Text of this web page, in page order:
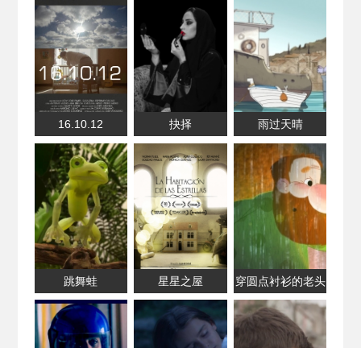
16.10.12 抉择 雨过天晴
跳舞蛙 星星之屋 穿圆点衬衫的老头